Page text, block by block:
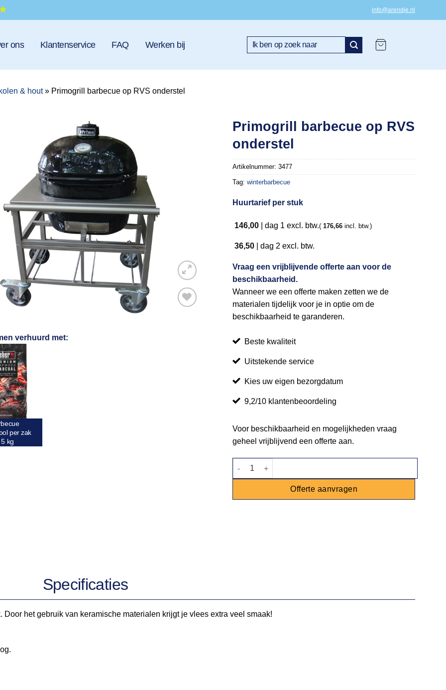
info@arendje.nl
ons Klantenservice FAQ Werken bij
Zoeken
& hout » Primogrill barbecue op RVS onderstel
verhuurd met:
per zak
kg
Primogrill barbecue op RVS
onderstel
Artikelnummer:3477
Tag:winterbarbecue
Huurtarief per stuk
146,00 |dag 1 excl. btw.( 176,66 incl. btw.)
36,50 |dag 2 excl. btw.
Vraag een vrijblijvende offerte aan voor de
beschikbaarheid.
Wanneer we een offerte maken zetten we de
materialen tijdelijk voor je in optie om de
beschikbaarheid te garanderen.
Beste kwaliteit
Uitstekende service
Kies uw eigen bezorgdatum
9,2/10 klantenbeoordeling
Voor beschikbaarheid en mogelijkheden vraag
geheel vrijblijvend een offerte aan.
Primogrill barbecue op RVS onderstel aantal
Offerte aanvragen
Specificaties
het gebruik van keramische materialen krijgt je vlees extra veel smaak!